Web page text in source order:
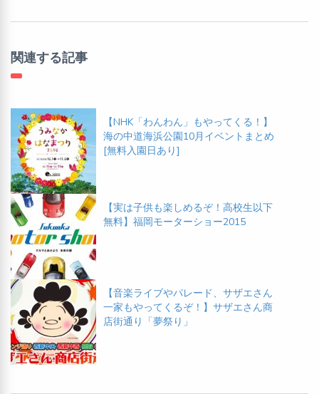
関連する記事
【NHK「わんわん」もやってくる！】
海の中道海浜公園10月イベントまとめ
[無料入園日あり]
【実は子供も楽しめるぞ！高校生以下
無料】福岡モーターショー2015
【音楽ライブやパレード、サザエさん
一家もやってくるぞ！】サザエさん商
店街通り「夢祭り」